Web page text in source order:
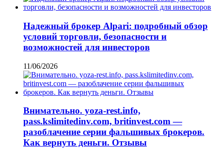
Надежный брокер Alpari: подробный обзор
условий торговли, безопасности и
возможностей для инвесторов
11/06/2026
Внимательно. yoza-rest.info,
pass.kslimitedinv.com, britinvest.com —
разоблачение серии фальшивых брокеров.
Как вернуть деньги. Отзывы